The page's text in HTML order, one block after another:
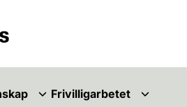
Frivilligarbetet